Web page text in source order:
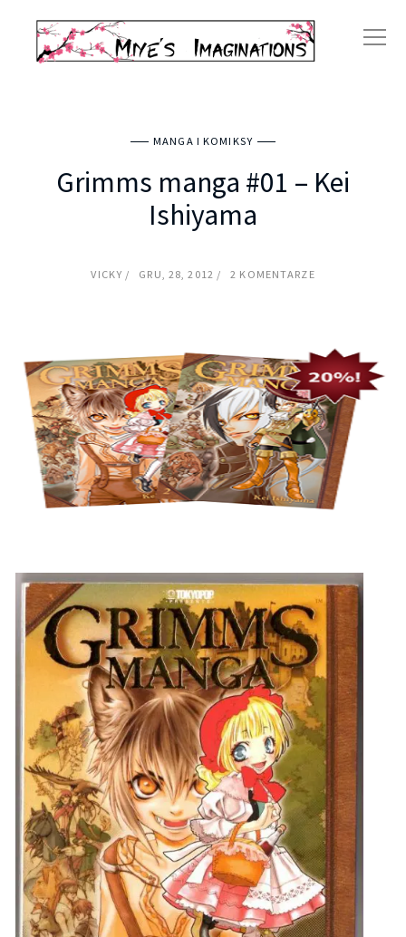
MANGA I KOMIKSY
Grimms manga #01 – Kei
Ishiyama
VICKY GRU, 28, 2012 2 KOMENTARZE